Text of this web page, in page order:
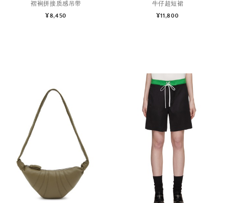
褶裥拼接质感吊带
¥8,450
牛仔超短裙
¥11,800